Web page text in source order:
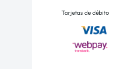
Tarjetas de débito